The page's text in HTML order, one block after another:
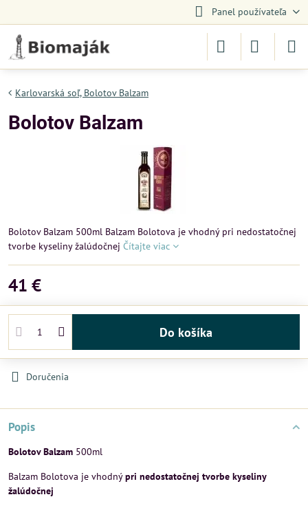
Panel používateľa
Karlovarská soľ, Bolotov Balzam
Bolotov Balzam
Bolotov Balzam 500ml Balzam Bolotova je vhodný pri nedostatočnej
tvorbe kyseliny žalúdočnej Čítajte viac
41 €
Do košíka
Doručenia
Popis
Bolotov Balzam 500ml
Balzam Bolotova je vhodnýpri nedostatočnej tvorbe kyseliny
žalúdočnej